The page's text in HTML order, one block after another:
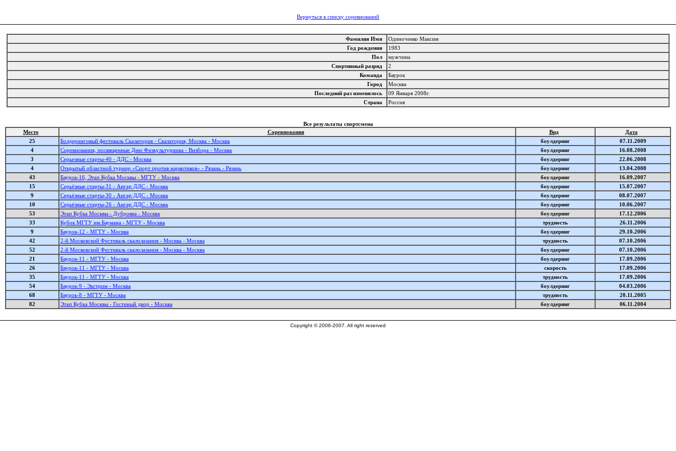
Вернуться к списку соревнований
Фамилия Имя
Одиноченко Максим
Год рождения
1983
Пол
мужчина
Спортивный разряд
2
Команда
Баурок
Город
Москва
Последний раз изменялось
09 Января 2008г.
Страна
Россия
Все результаты спортсмена
Место
Соревнования Вид
Дата
25
Болдеринговый фестиваль Скалатория - Скалатория, Москва - Москва боулдеринг
07.11.2009
4
Соревнования, посвященные Дню Физкультурника - Визбора - Москва боулдеринг
16.08.2008
3
Серьезные старты-40 - ДДС - Москва боулдеринг
22.06.2008
4
Открытый областной турнир «Спорт против наркотиков» - Рязань - Рязань боулдеринг
13.04.2008
43
Баурок-16, Этап Кубка Москвы - МГТУ - Москва боулдеринг
16.09.2007
15
Серьёзные старты-31 - Ангар ДДС - Москва боулдеринг
15.07.2007
9
Серьёзные старты-30 - Ангар ДДС - Москва боулдеринг
08.07.2007
10
Серьёзные старты-26 - Ангар ДДС - Москва боулдеринг
10.06.2007
53
Этап Кубка Москвы - Дубровка - Москва боулдеринг
17.12.2006
33
Кубок МГТУ им.Баумана - МГТУ - Москва трудность
26.11.2006
9
Баурок-12 - МГТУ - Москва боулдеринг
29.10.2006
42
2-й Московский Фестиваль скалолазания - Москва - Москва трудность
07.10.2006
52
2-й Московский Фестиваль скалолазания - Москва - Москва боулдеринг
07.10.2006
21
Баурок-11 - МГТУ - Москва боулдеринг
17.09.2006
26
Баурок-11 - МГТУ - Москва скорость
17.09.2006
35
Баурок-11 - МГТУ - Москва трудность
17.09.2006
54
Баурок-9 - Экстрим - Москва боулдеринг
04.03.2006
68
Баурок-8 - МГТУ - Москва трудность
20.11.2005
82
Этап Кубка Москвы - Гостиный двор - Москва боулдеринг 06.11.2004
Copyright © 2006-2007. All right reserved